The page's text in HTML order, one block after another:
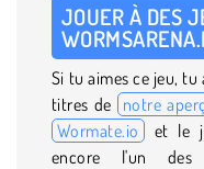
JOUER À DES
Si tu aimes ce jeu,
titres de notre
Wormate.io et le
encore l'un des